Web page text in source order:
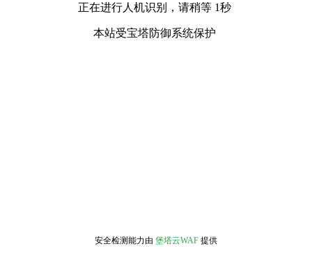
正在进行人机识别，请稍等 1秒
本站受宝塔防御系统保护
安全检测能力由 堡塔云WAF 提供